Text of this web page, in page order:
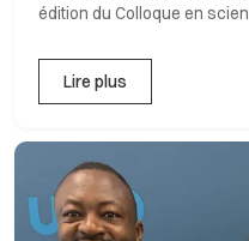
édition du Colloque en
Lire plus